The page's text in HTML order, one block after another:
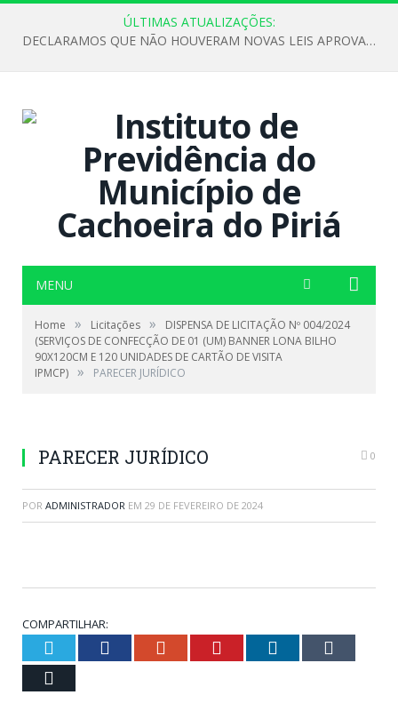
ÚLTIMAS ATUALIZAÇÕES:
DECLARAMOS QUE NÃO HOUVERAM NOVAS LEIS APROVADAS ATÉ O MOMENTO PARA O INSTITUTO DE PREVIDÊNCIA NO ANO DE 2026
MENU
Home » Licitações »
DISPENSA DE LICITAÇÃO Nº 004/2024
(SERVIÇOS DE CONFECÇÃO DE 01 (UM) BANNER LONA BILHO
90X120CM E 120 UNIDADES DE CARTÃO DE VISITA
IPMCP) » PARECER JURÍDICO
PARECER JURÍDICO 0
POR ADMINISTRADOR EM 29 DE FEVEREIRO DE 2024
COMPARTILHAR:
Twitter Facebook Google+ Pinterest LinkedIn